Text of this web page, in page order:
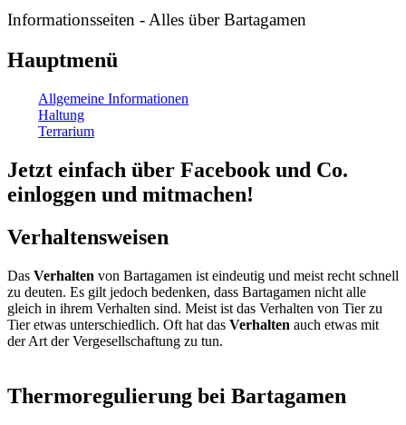
Informationsseiten - Alles über Bartagamen
Hauptmenü
Allgemeine Informationen
Haltung
Terrarium
Jetzt einfach über Facebook und Co.
einloggen und mitmachen!
Verhaltensweisen
Das Verhalten von Bartagamen ist eindeutig und meist recht schnell
zu deuten. Es gilt jedoch bedenken, dass Bartagamen nicht alle
gleich in ihrem Verhalten sind. Meist ist das Verhalten von Tier zu
Tier etwas unterschiedlich. Oft hat das Verhalten auch etwas mit
der Art der Vergesellschaftung zu tun.
Thermoregulierung bei Bartagamen